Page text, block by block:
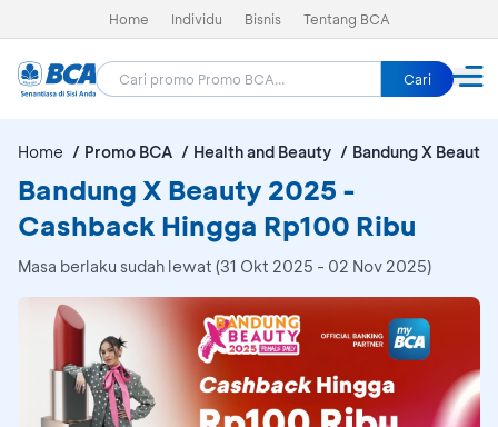
Home Individu Bisnis Tentang BCA
Cari
Home Promo BCA Health and Beauty Bandung X Beauty
Bandung X Beauty 2025 -
Cashback Hingga Rp100 Ribu
Masa berlaku sudah lewat (31 Okt 2025 - 02 Nov 2025)